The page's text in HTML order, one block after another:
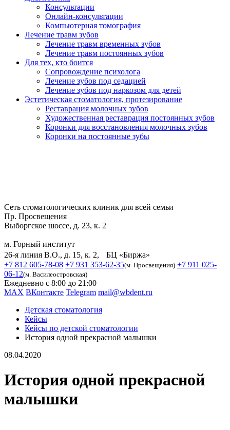
Консультации
Онлайн-консультации
Компьютерная томография
Лечение травм зубов
Лечение травм временных зубов
Лечение травм постоянных зубов
Для тех, кто боится
Сопровождение психолога
Лечение зубов под седацией
Лечение зубов под наркозом для детей
Эстетическая стоматология, протезирование
Реставрация молочных зубов
Художественная реставрация постоянных зубов
Коронки для восстановления молочных зубов
Коронки на постоянные зубы
Сеть стоматологических клиник для всей семьи
Пр. Просвещения
Выборгское шоссе, д. 23, к. 2
м. Горный институт
26-я линия В.О., д. 15, к. 2, БЦ «Биржа»
+7 812 605-78-08 +7 931 353-62-35(м. Просвещения) +7 911 025-
06-12(м. Василеостровская)
Ежедневно с 8:00 до 21:00
MAX ВКонтакте Telegram mail@wbdent.ru
Детская стоматология
Кейсы
Кейсы по детской стоматологии
История одной прекрасной малышки
08.04.2020
История одной прекрасной
малышки